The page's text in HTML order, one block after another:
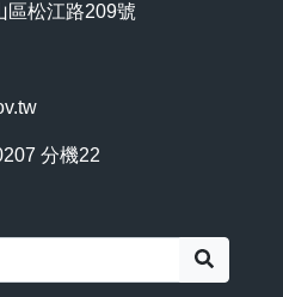
區松江路209號
分機22